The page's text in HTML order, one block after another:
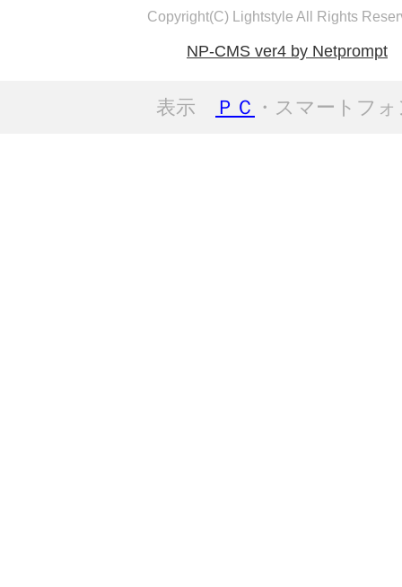
Copyright(C) Lightstyle All Rights
NP-CMS ver4 by Netprompt
表示 ＰＣ ・スマートフ